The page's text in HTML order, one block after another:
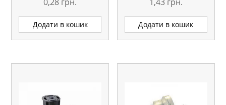
Додати в кошик Додати в кошик